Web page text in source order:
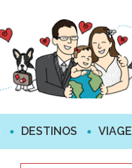
DESTINOS